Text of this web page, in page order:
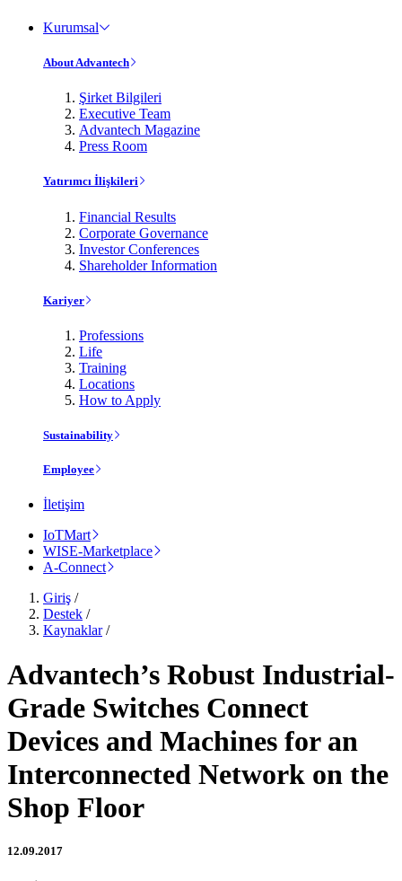
Kurumsal
About Advantech
Şirket Bilgileri
Executive Team
Advantech Magazine
Press Room
Yatırımcı İlişkileri
Financial Results
Corporate Governance
Investor Conferences
Shareholder Information
Kariyer
Professions
Life
Training
Locations
How to Apply
Sustainability
Employee
İletişim
IoTMart
WISE-Marketplace
A-Connect
Giriş /
Destek /
Kaynaklar/
Advantech’s Robust Industrial-
Grade Switches Connect
Devices and Machines for an
Interconnected Network on the
Shop Floor
12.09.2017